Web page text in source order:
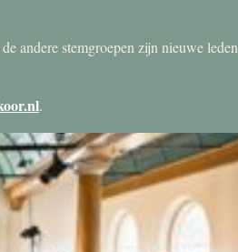
andere stemgroepen zijn nieuwe leden
.